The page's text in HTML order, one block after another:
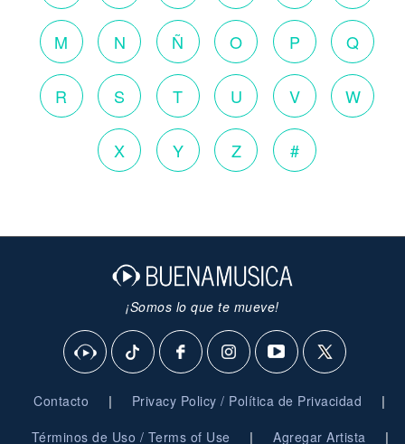
M N Ñ O P Q
R S T U V W
X Y Z #
¡Somos lo que te mueve!
Contacto | Privacy Policy / Política de Privacidad |
Términos de Uso / Terms of Use | Agregar Artista |